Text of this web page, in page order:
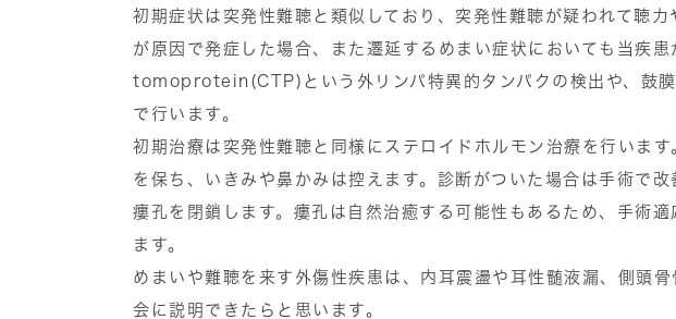
初期症状は突発性難聴と類似しており、突発性難聴が疑われて聴
が原因で発症した場合、また遷延するめまい症状においても当疾
tomoprotein(CTP)という外リンパ特異的タンパクの検出や、鼓膜
で行います。
初期治療は突発性難聴と同様にステロイドホルモン治療を行いま
を保ち、いきみや鼻かみは控えます。診断がついた場合は手術で
瘻孔を閉鎖します。瘻孔は自然治癒する可能性もあるため、手術
ます。
めまいや難聴を来す外傷性疾患は、内耳震盪や耳性髄液漏、側頭
会に説明できたらと思います。